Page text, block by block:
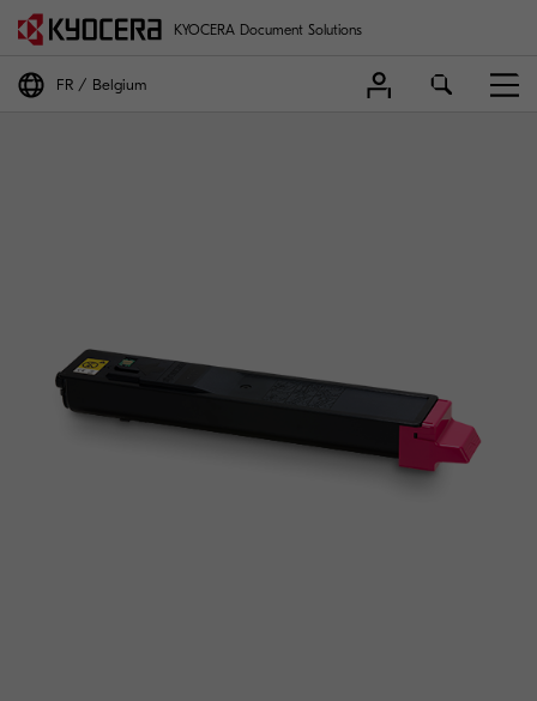
KYOCERA Document Solutions
FR Belgium